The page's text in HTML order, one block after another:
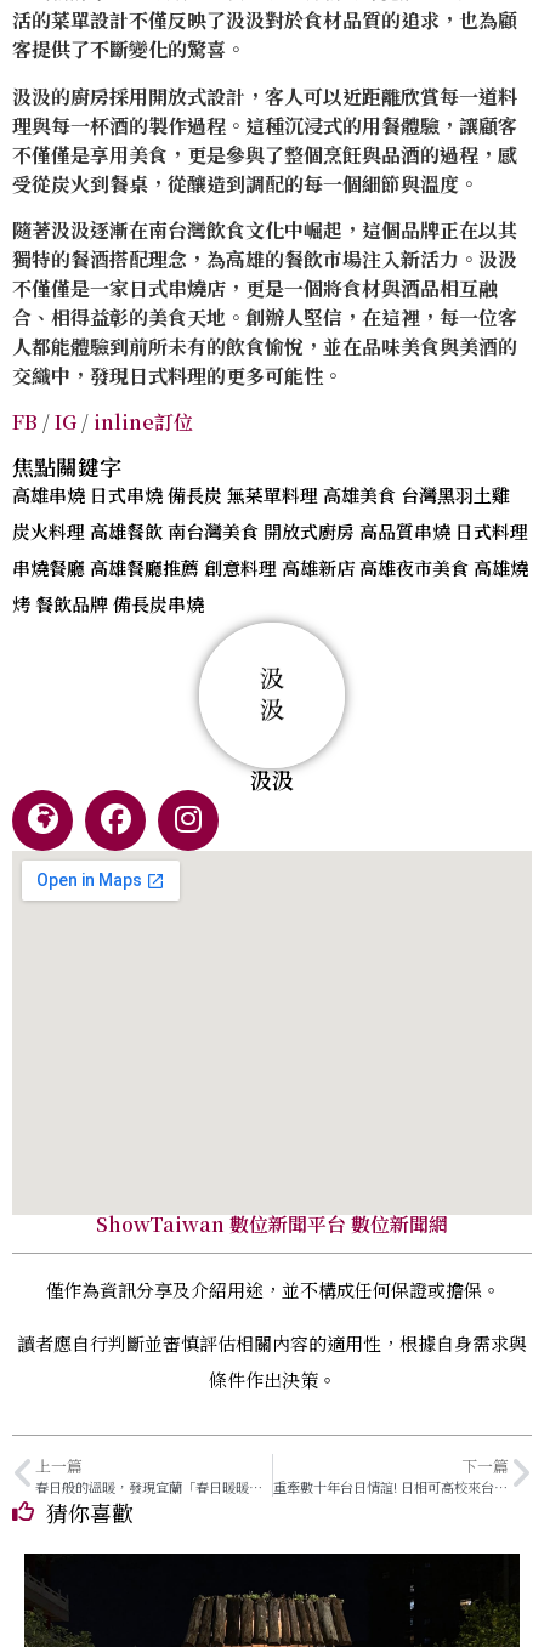
活的菜單設計不僅反映了汲汲對於食材品質的追求，也為顧
客提供了不斷變化的驚喜。
汲汲的廚房採用開放式設計，客人可以近距離欣賞每一道料
理與每一杯酒的製作過程。這種沉浸式的用餐體驗，讓顧客
不僅僅是享用美食，更是參與了整個烹飪與品酒的過程，感
受從炭火到餐桌，從釀造到調配的每一個細節與溫度。
隨著汲汲逐漸在南台灣飲食文化中崛起，這個品牌正在以其
獨特的餐酒搭配理念，為高雄的餐飲市場注入新活力。汲汲
不僅僅是一家日式串燒店，更是一個將食材與酒品相互融
合、相得益彰的美食天地。創辦人堅信，在這裡，每一位客
人都能體驗到前所未有的飲食愉悅，並在品味美食與美酒的
交織中，發現日式料理的更多可能性。
FB /IG / inline訂位
焦點關鍵字
高雄串燒 日式串燒 備長炭 無菜單料理 高雄美食 台灣黑羽土雞
炭火料理 高雄餐飲 南台灣美食 開放式廚房 高品質串燒 日式料理
串燒餐廳 高雄餐廳推薦 創意料理 高雄新店 高雄夜市美食 高雄燒
烤 餐飲品牌 備長炭串燒
汲汲
ShowTaiwan 數位新聞平台 數位新聞網
僅作為資訊分享及介紹用途，並不構成任何保證或擔保。
讀者應自行判斷並審慎評估相關內容的適用性，根據自身需求與
條件作出決策。
上一篇
春日般的溫暖，發現宜蘭「春日暖暖」民宿的溫情魅力
下一篇
重牽數十年台日情誼! 日相可高校來台與開平餐飲廚藝交流
猜你喜歡